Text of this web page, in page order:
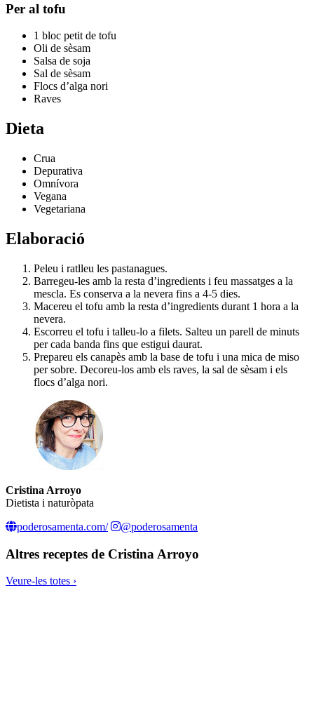
Per al tofu
1 bloc petit de tofu
Oli de sèsam
Salsa de soja
Sal de sèsam
Flocs d’alga nori
Raves
Dieta
Crua
Depurativa
Omnívora
Vegana
Vegetariana
Elaboració
Peleu i ratlleu les pastanagues.
Barregeu-les amb la resta d’ingredients i feu massatges a la
mescla. Es conserva a la nevera fins a 4-5 dies.
Macereu el tofu amb la resta d’ingredients durant 1 hora a la
nevera.
Escorreu el tofu i talleu-lo a filets. Salteu un parell de minuts
per cada banda fins que estigui daurat.
Prepareu els canapès amb la base de tofu i una mica de miso
per sobre. Decoreu-los amb els raves, la sal de sèsam i els
flocs d’alga nori.
Cristina Arroyo
Dietista i naturòpata
poderosamenta.com/
@poderosamenta
Altres receptes de Cristina Arroyo
Veure-les totes ›